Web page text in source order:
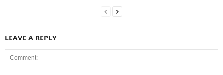
LEAVE A REPLY